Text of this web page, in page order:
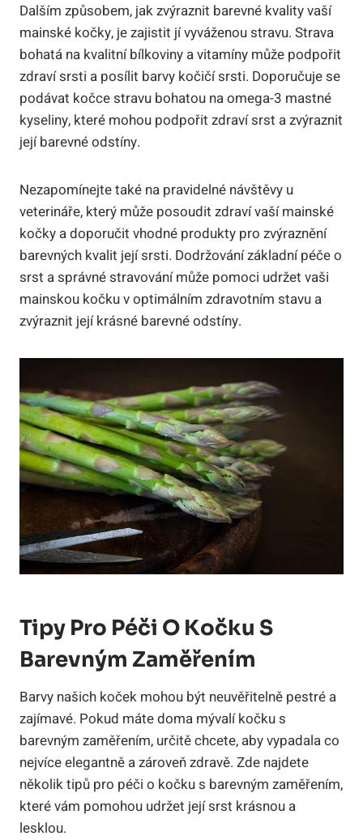
Dalším způsobem, jak zvýraznit barevné kvality vaší
mainské kočky, je zajistit jí vyváženou stravu. Strava
bohatá na kvalitní bílkoviny a vitamíny může podpořit
zdraví srsti a posílit barvy kočičí srsti. Doporučuje se
podávat kočce stravu bohatou na omega-3 mastné
kyseliny, které mohou podpořit zdraví srst a zvýraznit
její barevné odstíny.
Nezapomínejte také na pravidelné návštěvy u
veterináře, který může posoudit zdraví vaší mainské
kočky a doporučit vhodné produkty pro zvýraznění
barevných kvalit její srsti. Dodržování základní péče o
srst a správné stravování může pomoci udržet vaši
mainskou kočku v optimálním zdravotním stavu a
zvýraznit její krásné barevné odstíny.
Tipy Pro Péči O Kočku S
Barevným Zaměřením
Barvy našich koček mohou být neuvěřitelně pestré a
zajímavé. Pokud máte doma mývalí kočku s
barevným zaměřením, určitě chcete, aby vypadala co
nejvíce elegantně a zároveň zdravě. Zde najdete
několik tipů pro péči o kočku s barevným zaměřením,
které vám pomohou udržet její srst krásnou a
lesklou.